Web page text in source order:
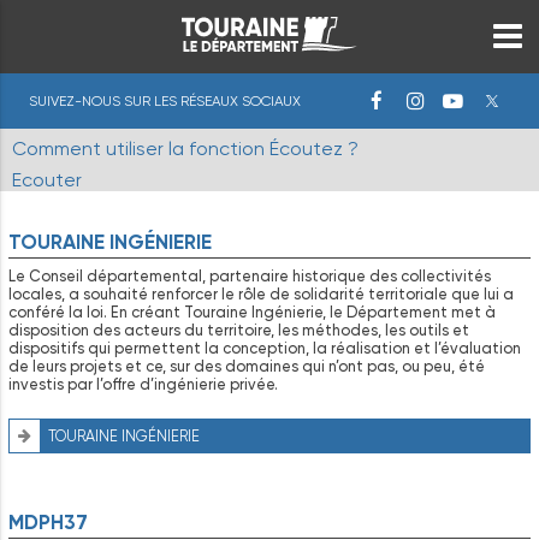
SUIVEZ-NOUS SUR LES RÉSEAUX SOCIAUX
Comment utiliser la fonction Écoutez ?
Ecouter
TOURAINE INGÉNIERIE
Le Conseil départemental, partenaire historique des collectivités
locales, a souhaité renforcer le rôle de solidarité territoriale que lui a
conféré la loi. En créant Touraine Ingénierie, le Département met à
disposition des acteurs du territoire, les méthodes, les outils et
dispositifs qui permettent la conception, la réalisation et l’évaluation
de leurs projets et ce, sur des domaines qui n’ont pas, ou peu, été
investis par l’offre d’ingénierie privée.
TOURAINE INGÉNIERIE
MDPH37